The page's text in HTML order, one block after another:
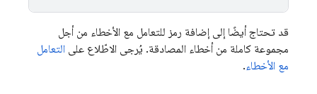
قد تحتاج أيضًا إلى إضافة رمز للتعامل مع الأخطاء من أجل
مجموعة كاملة من أخطاء المصادقة. يُرجى الاطّلاع على التعامل
مع الأخطاء.